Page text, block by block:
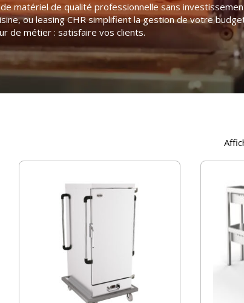
matériel de qualité professionnelle sans
ou leasing CHR simplifient la gestion de votre
de métier : satisfaire vos clients.